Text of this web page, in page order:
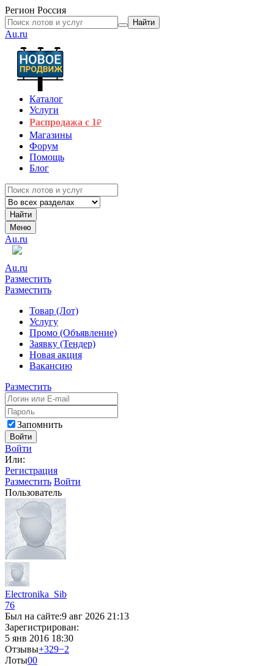
Регион Россия
Найти
Au.ru
Каталог
Услуги
Распродажа с 1₽
Магазины
Форум
Помощь
Блог
Найти
Меню
Au.ru
Au.ru
Разместить
Разместить
Товар (Лот)
Услугу
Промо (Объявление)
Заявку (Тендер)
Новая акция
Вакансию
Разместить
Запомнить
Войти
Войти
Или:
Регистрация
Разместить Войти
Пользователь
Electronika_Sib
76
Был на сайте:9 авг 2026 21:13
Зарегистрирован:
5 янв 2016 18:30
Отзывы+329−2
Лоты00